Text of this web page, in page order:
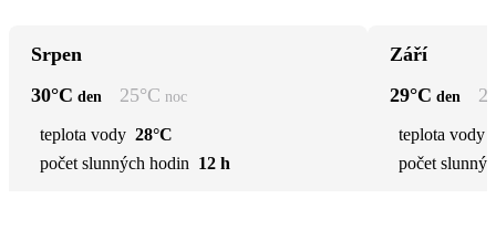
Srpen
30°C den 25°C noc
teplota vody 28°C
počet slunných hodin 12 h
Září
29°C den
teplota vody
počet